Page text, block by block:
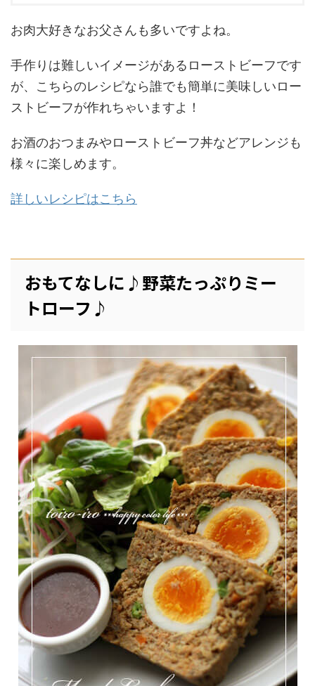
お肉大好きなお父さんも多いですよね。
手作りは難しいイメージがあるローストビーフです
が、こちらのレシピなら誰でも簡単に美味しいロー
ストビーフが作れちゃいますよ！
お酒のおつまみやローストビーフ丼などアレンジも
様々に楽しめます。
詳しいレシピはこちら
おもてなしに♪野菜たっぷりミー
トローフ♪